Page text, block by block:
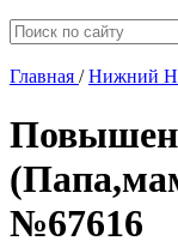
Главная / Нижний
Повышен
№67616